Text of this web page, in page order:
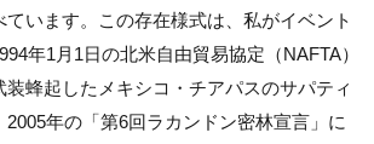
ています。この存在様式は、私がイベント
年1月1日の北米自由貿易協定（NAFTA）
蜂起したメキシコ・チアパスのサパティ
2005年の「第6回ラカンドン密林宣言」に